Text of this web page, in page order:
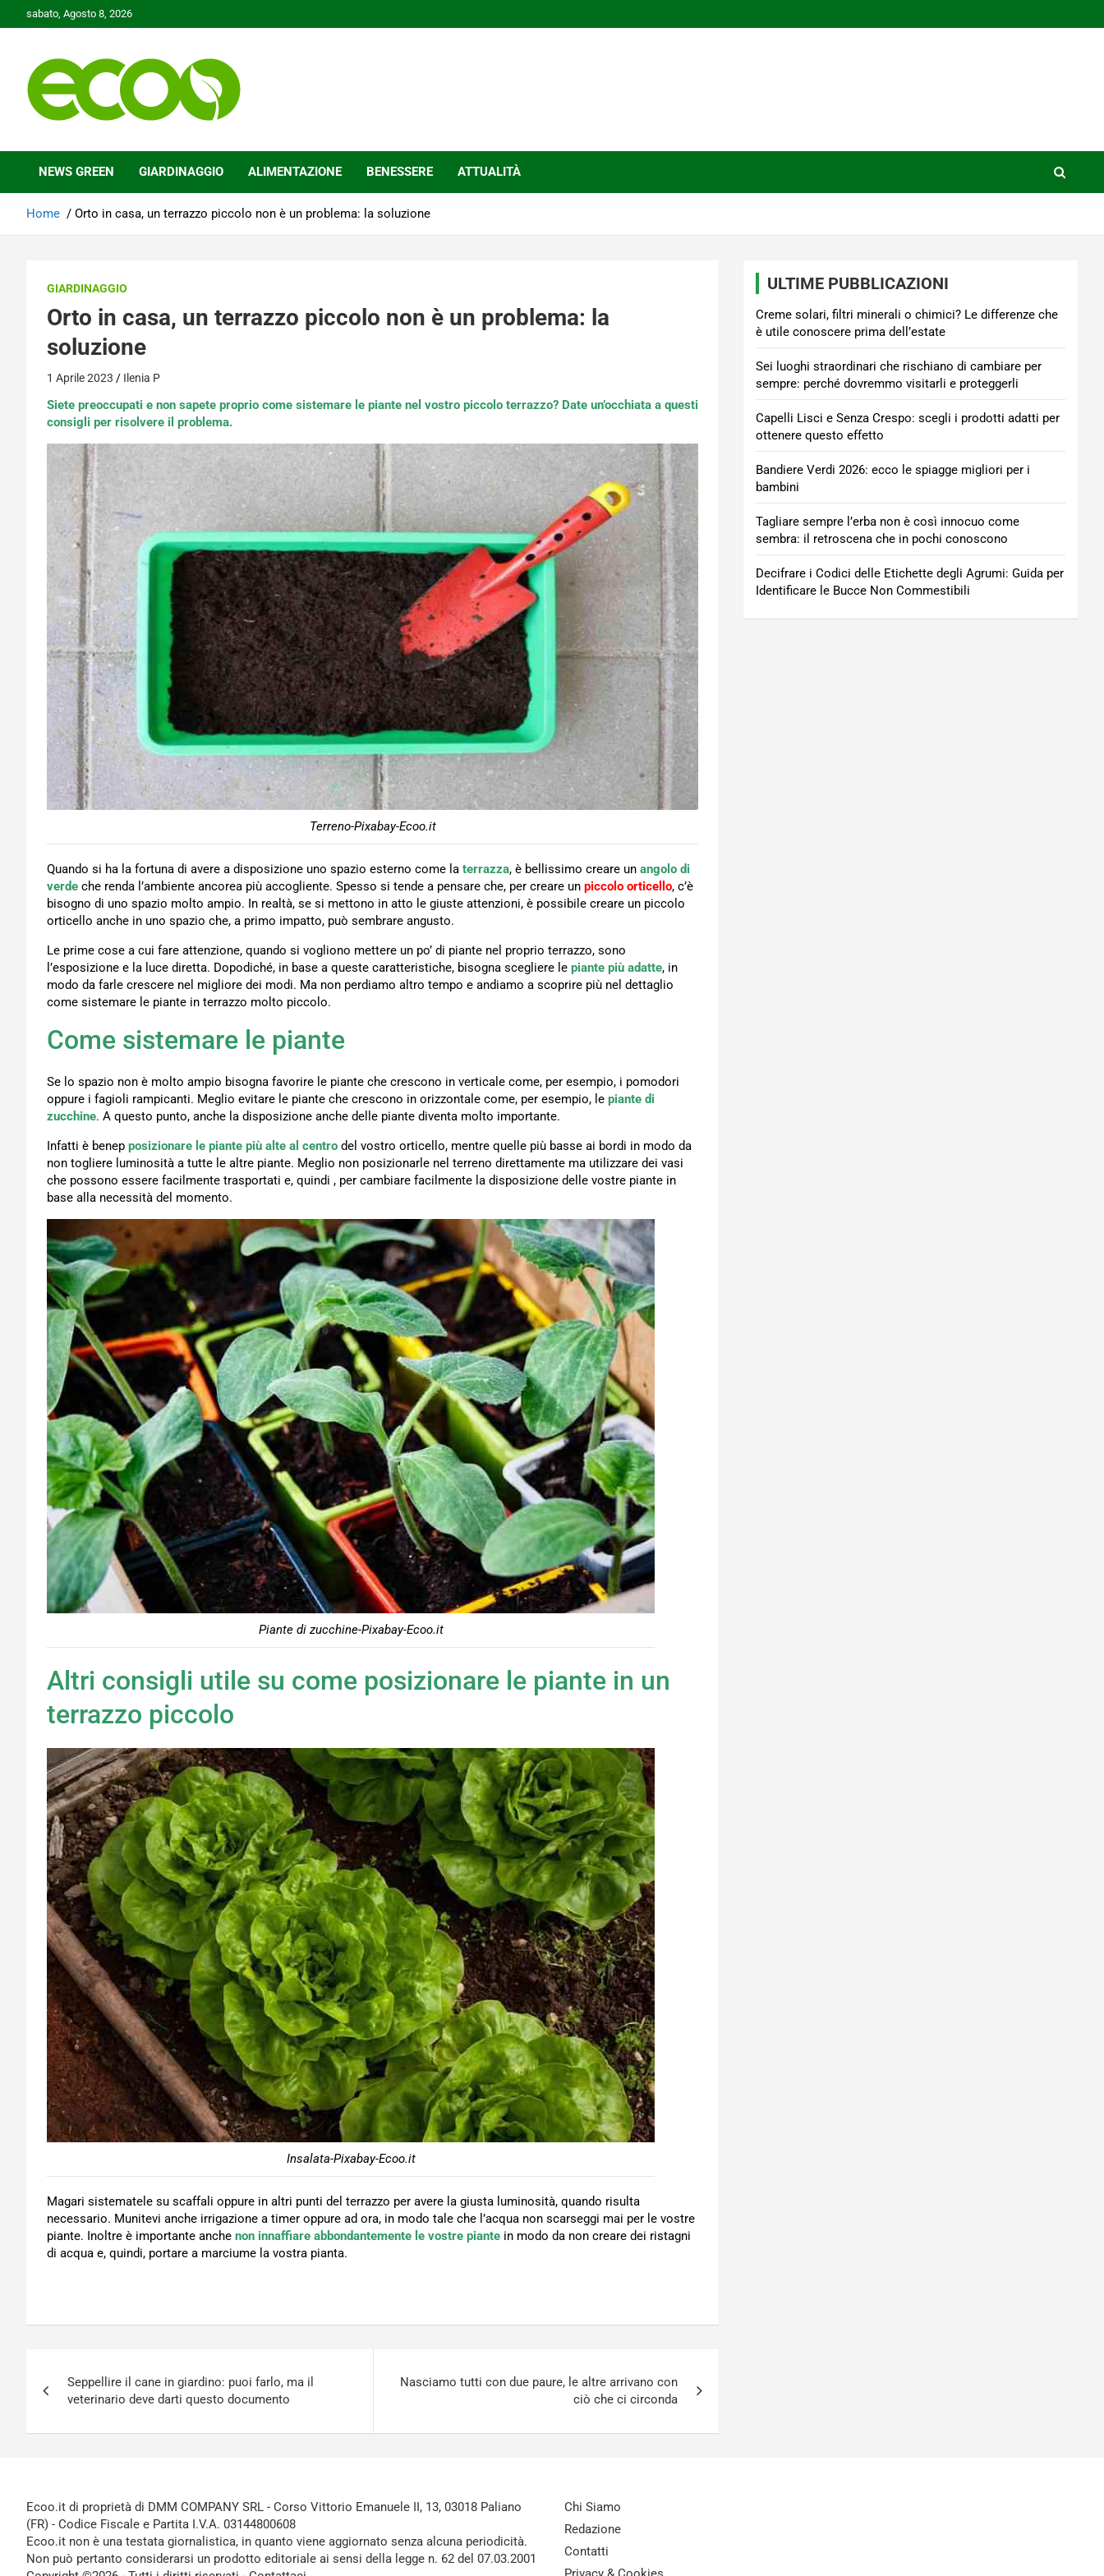
to
sabato, Agosto 8, 2026
Ecoo.it
NEWS GREEN GIARDINAGGIO ALIMENTAZIONE BENESSERE ATTUALITÀ
Home Orto in casa, un terrazzo piccolo non è un problema: la soluzione
GIARDINAGGIO
Orto in casa, un terrazzo piccolo non è un problema: la
soluzione
1 Aprile 2023 Ilenia P
Siete preoccupati e non sapete proprio come sistemare le piante nel vostro piccolo terrazzo? Date un’occhiata a questi
consigli per risolvere il problema.
Terreno-Pixabay-Ecoo.it
Quando si ha la fortuna di avere a disposizione uno spazio esterno come la terrazza, è bellissimo creare un angolo di
verde che renda l’ambiente ancorea più accogliente. Spesso si tende a pensare che, per creare un piccolo orticello, c’è
bisogno di uno spazio molto ampio. In realtà, se si mettono in atto le giuste attenzioni, è possibile creare un piccolo
orticello anche in uno spazio che, a primo impatto, può sembrare angusto.
Le prime cose a cui fare attenzione, quando si vogliono mettere un po’ di piante nel proprio terrazzo, sono
l’esposizione e la luce diretta. Dopodiché, in base a queste caratteristiche, bisogna scegliere le piante più adatte, in
modo da farle crescere nel migliore dei modi. Ma non perdiamo altro tempo e andiamo a scoprire più nel dettaglio
come sistemare le piante in terrazzo molto piccolo.
Come sistemare le piante
Se lo spazio non è molto ampio bisogna favorire le piante che crescono in verticale come, per esempio, i pomodori
oppure i fagioli rampicanti. Meglio evitare le piante che crescono in orizzontale come, per esempio, le piante di
zucchine. A questo punto, anche la disposizione anche delle piante diventa molto importante.
Infatti è benep posizionare le piante più alte al centro del vostro orticello, mentre quelle più basse ai bordi in modo da
non togliere luminosità a tutte le altre piante. Meglio non posizionarle nel terreno direttamente ma utilizzare dei vasi
che possono essere facilmente trasportati e, quindi , per cambiare facilmente la disposizione delle vostre piante in
base alla necessità del momento.
Piante di zucchine-Pixabay-Ecoo.it
Altri consigli utile su come posizionare le piante in un
terrazzo piccolo
Insalata-Pixabay-Ecoo.it
Magari sistematele su scaffali oppure in altri punti del terrazzo per avere la giusta luminosità, quando risulta
necessario. Munitevi anche irrigazione a timer oppure ad ora, in modo tale che l’acqua non scarseggi mai per le vostre
piante. Inoltre è importante anche non innaffiare abbondantemente le vostre piante in modo da non creare dei ristagni
di acqua e, quindi, portare a marciume la vostra pianta.
articoli
Seppellire il cane in giardino: puoi farlo, ma il
veterinario deve darti questo documento
Nasciamo tutti con due paure, le altre arrivano con
ciò che ci circonda
ULTIME PUBBLICAZIONI
Creme solari, filtri minerali o chimici? Le differenze che
è utile conoscere prima dell’estate
Sei luoghi straordinari che rischiano di cambiare per
sempre: perché dovremmo visitarli e proteggerli
Capelli Lisci e Senza Crespo: scegli i prodotti adatti per
ottenere questo effetto
Bandiere Verdi 2026: ecco le spiagge migliori per i
bambini
Tagliare sempre l’erba non è così innocuo come
sembra: il retroscena che in pochi conoscono
Decifrare i Codici delle Etichette degli Agrumi: Guida per
Identificare le Bucce Non Commestibili
Ecoo.it di proprietà di DMM COMPANY SRL - Corso Vittorio Emanuele II, 13, 03018 Paliano
(FR) - Codice Fiscale e Partita I.V.A. 03144800608
Ecoo.it non è una testata giornalistica, in quanto viene aggiornato senza alcuna periodicità.
Non può pertanto considerarsi un prodotto editoriale ai sensi della legge n. 62 del 07.03.2001
Chi Siamo
Redazione
Contatti